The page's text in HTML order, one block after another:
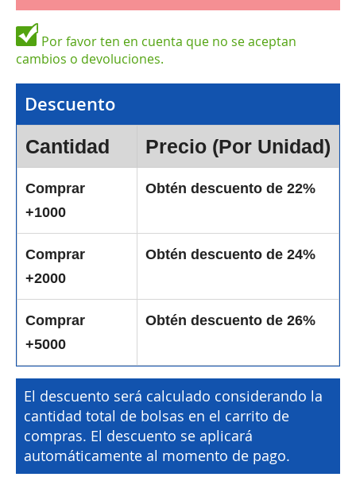
Por favor ten en cuenta que no se aceptan
cambios o devoluciones.
Descuento
Cantidad Precio (Por Unidad)
Comprar
+1000
Obtén descuento de 22%
Comprar
+2000
Obtén descuento de 24%
Comprar
+5000
Obtén descuento de 26%
El descuento será calculado considerando la
cantidad total de bolsas en el carrito de
compras. El descuento se aplicará
automáticamente al momento de pago.